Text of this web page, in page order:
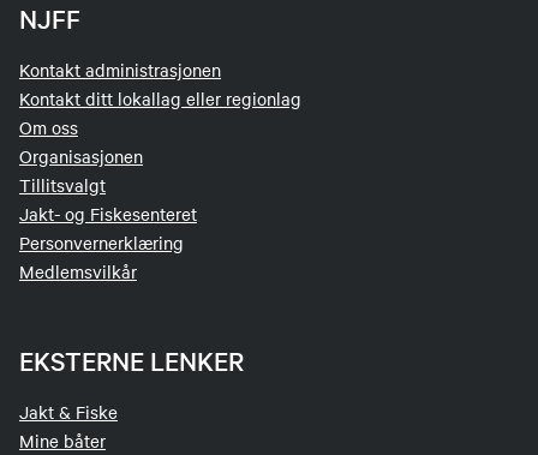
NJFF
Kontakt administrasjonen
Kontakt ditt lokallag eller regionlag
Om oss
Organisasjonen
Tillitsvalgt
Jakt- og Fiskesenteret
Personvernerklæring
Medlemsvilkår
EKSTERNE LENKER
Jakt & Fiske
Mine båter